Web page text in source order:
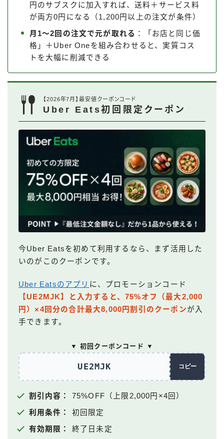
円のサブスクに加入すれば、送料＋サービス料
が両方0円になる（1,200円以上の注文が条件）
月1〜2回の注文で元が取れる ：「お店と同じ価
格」＋Uber Oneを組み合わせると、実質コス
トを大幅に削減できる
【2026年7月】最安値クーポンコード
Uber Eats初回限定クーポン
今Uber Eatsを初めて利用するなら、まず活用した
いのがこのクーポンです。
Uber Eatsのアプリ に、プロモーションコード
【UE2MJK】と入力すると、75%オフ（最大2,000
円）×4回分の合計最大8,000円割引のクーポンが入
手できます。
▼ 初回クーポンコード ▼
UE2MJK コピー
割引内容： 75%OFF（上限2,000円×4回）
利用条件： 初回限定
有効期限： 終了日未定